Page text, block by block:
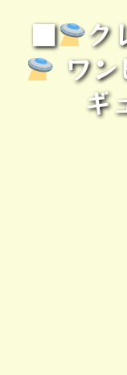
■
ク
ワ
ギ